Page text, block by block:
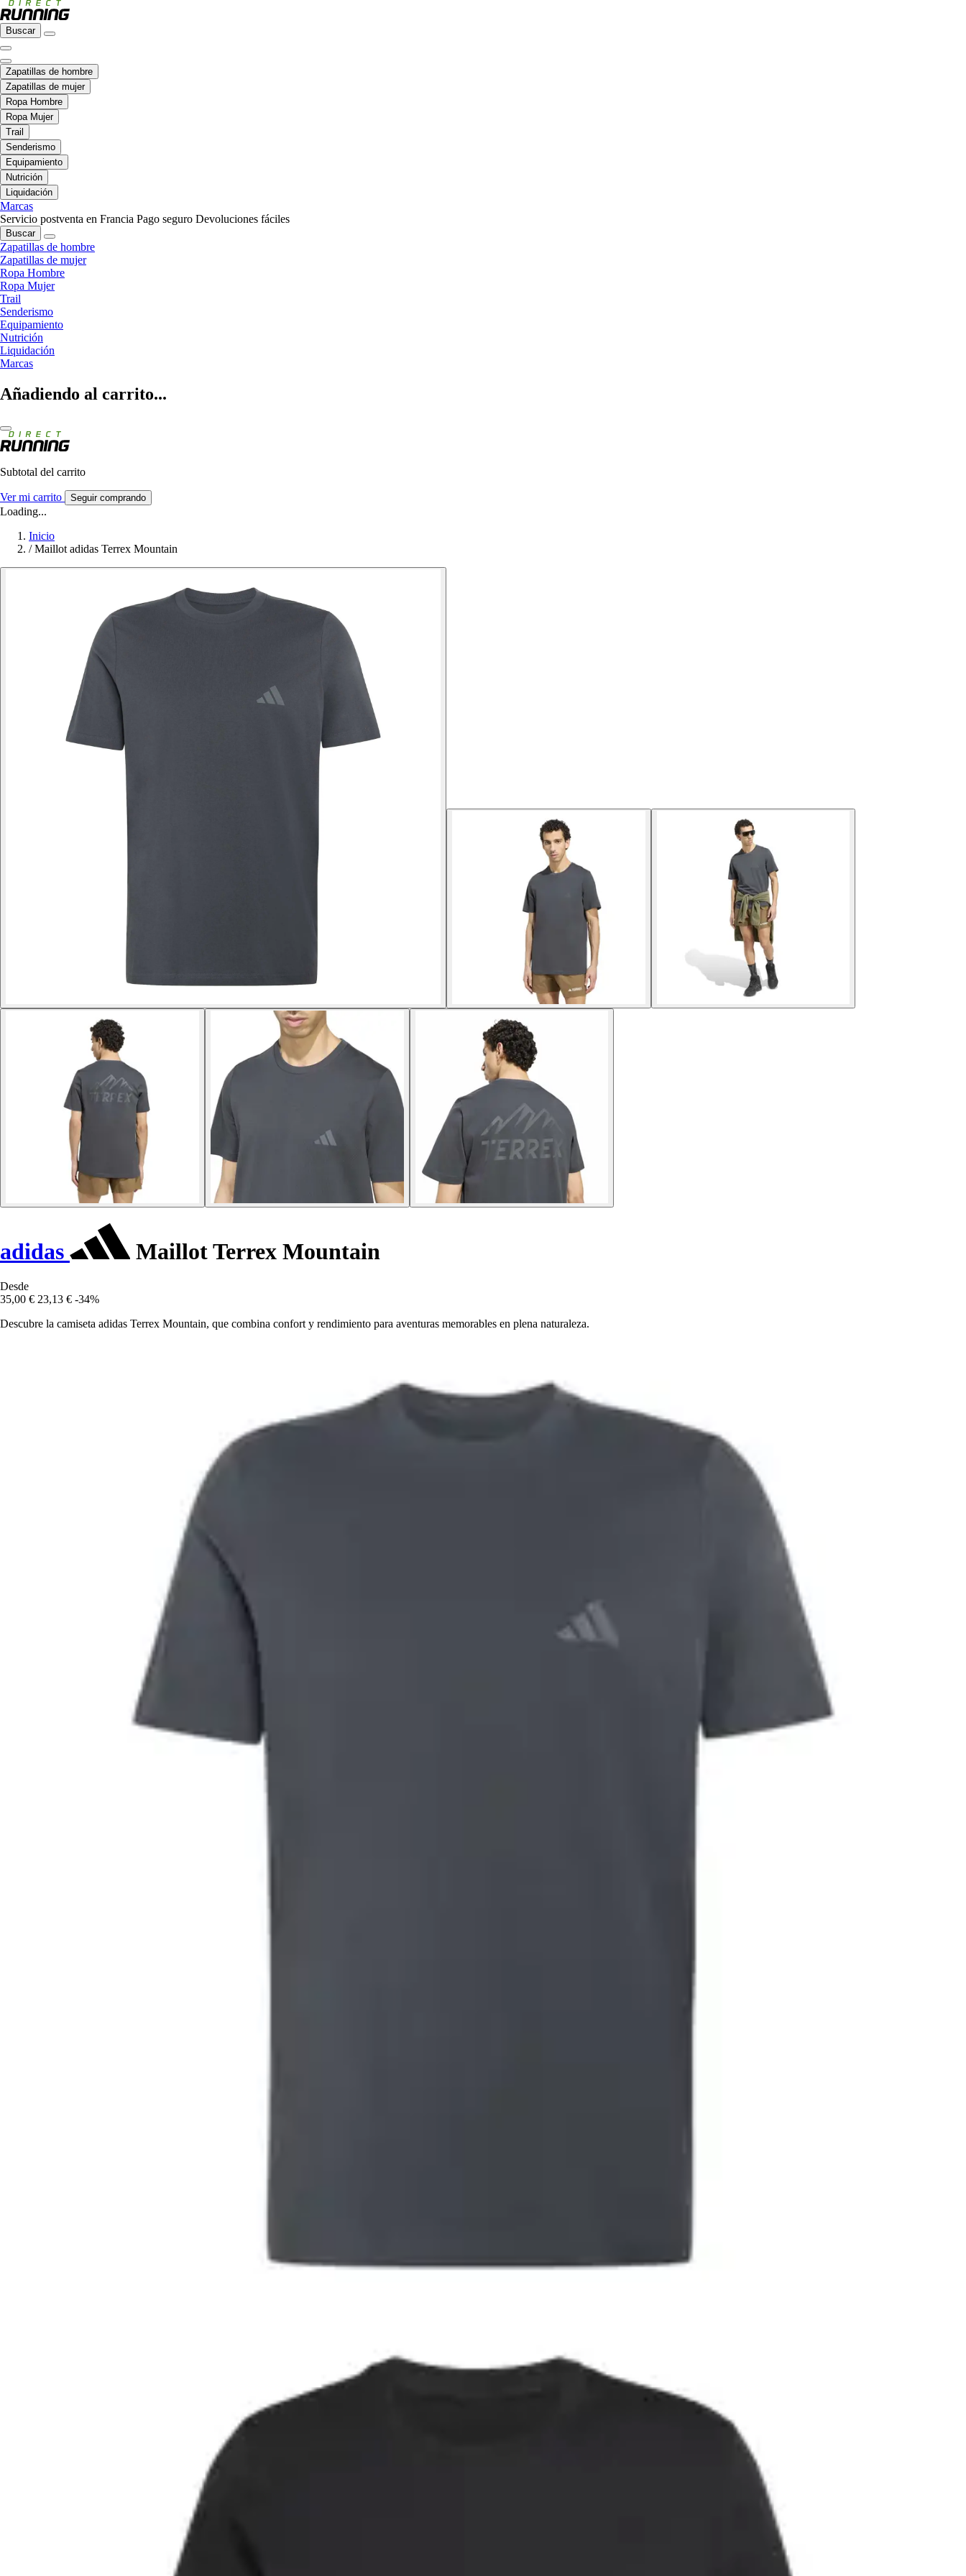
Buscar
Zapatillas de hombre
Zapatillas de mujer
Ropa Hombre
Ropa Mujer
Trail
Senderismo
Equipamiento
Nutrición
Liquidación
Marcas
Servicio postventa en Francia Pago seguro Devoluciones fáciles
Buscar
Zapatillas de hombre
Zapatillas de mujer
Ropa Hombre
Ropa Mujer
Trail
Senderismo
Equipamiento
Nutrición
Liquidación
Marcas
Añadiendo al carrito...
Subtotal del carrito
Ver mi carrito Seguir comprando
Loading...
Inicio
/ Maillot adidas Terrex Mountain
adidas Maillot Terrex Mountain
Desde
35,00 € 23,13 € -34%
Descubre la camiseta adidas Terrex Mountain, que combina confort y rendimiento para aventuras memorables en plena naturaleza.